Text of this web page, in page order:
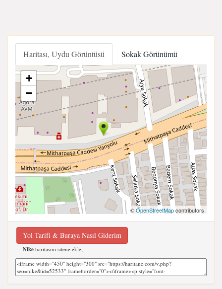
Haritası, Uydu Görüntüsü Sokak Görünümü
+
−
©OpenStreetMapcontributors
Yol Tarifi & Buraya Nasıl Giderim
Nike haritasını sitene ekle;